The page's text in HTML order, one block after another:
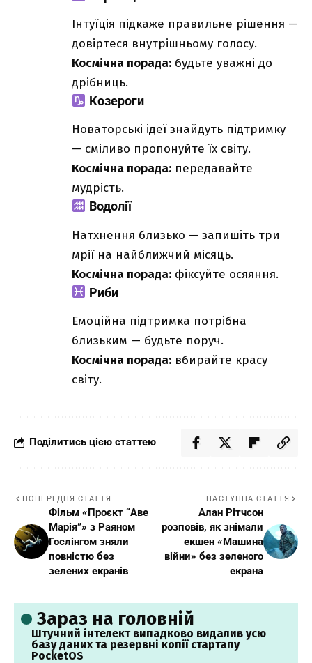
Інтуїція підкаже правильне рішення —
довіртеся внутрішньому голосу.
Космічна порада: будьте уважні до
дрібниць.
Козероги
Новаторські ідеї знайдуть підтримку
— сміливо пропонуйте їх світу.
Космічна порада: передавайте
мудрість.
Водолії
Натхнення близько — запишіть три
мрії на найближчий місяць.
Космічна порада: фіксуйте осяяння.
Риби
Емоційна підтримка потрібна
близьким — будьте поруч.
Космічна порада: вбирайте красу
світу.
Поділитись цією статтею
ПОПЕРЕДНЯ СТАТТЯ
Фільм «Проєкт “Аве
Марія”» з Раяном
Гослінгом зняли
повністю без
зелених екранів
НАСТУПНА СТАТТЯ
Алан Рітчсон
розповів, як знімали
екшен «Машина
війни» без зеленого
екрана
Зараз на головній
Штучний інтелект випадково видалив усю
базу даних та резервні копії стартапу
PocketOS